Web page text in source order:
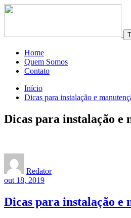
Home
Quem Somos
Contato
Início
Dicas para instalação e
Dicas para instalação e
Redator
out 18, 2019
Dicas para instalação e